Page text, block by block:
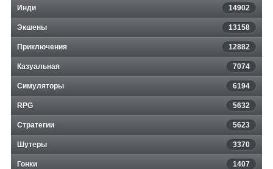
Инди 14902
Экшены 13158
Приключения 12882
Казуальная 7074
Симуляторы 6194
RPG 5632
Стратегии 5623
Шутеры 3370
Гонки 1407